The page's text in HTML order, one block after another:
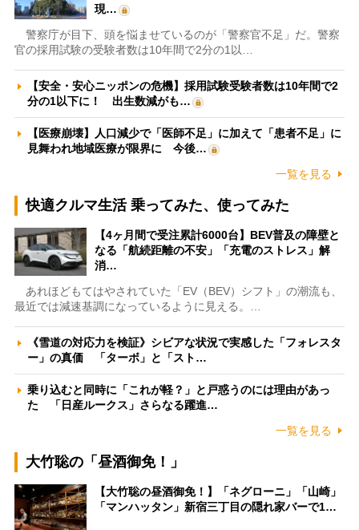
現…
警察庁が目下、頭を悩ませているのが「警察官不足」だ。警察
官の採用試験の受験者数は10年間で2分の1以…
【安全・安心ニッポンの危機】採用試験受験者数は10年間で2
分の1以下に！ 出生数減がも…
【医療崩壊】人口減少で「医師不足」に加えて「患者不足」に
見舞われ地域医療が限界に 今後…
一覧を見る
快適クルマ生活 乗ってみた、使ってみた
【4ヶ月間で受注累計6000台】BEV普及の障壁と
なる「航続距離の不安」「充電のストレス」解
消…
あれほどもてはやされていた「EV（BEV）シフト」の潮流も、
最近では減速基調になっているように見える。…
《雪道の対応力を検証》シビアな状況で実感した「フォレスタ
ー」の真価 「ターボ」と「スト…
乗り込むと同時に「これが軽？」と戸惑うのには理由があっ
た 「日産ルークス」さらなる躍進…
一覧を見る
大竹聡の「昼酒御免！」
【大竹聡の昼酒御免！】「ネグローニ」「山崎」
「マンハッタン」新宿三丁目の隠れ家バーで1…